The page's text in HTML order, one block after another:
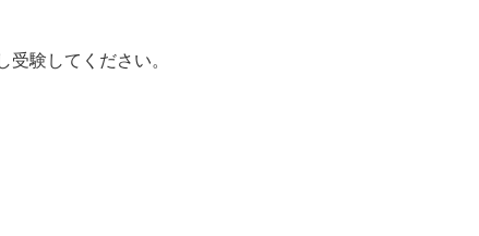
験してください。